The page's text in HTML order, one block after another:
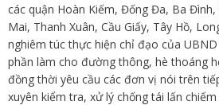
các quận Hoàn Kiếm, Đống Đa, Ba
Mai, Thanh Xuân, Cầu Giấy, Tây Hồ,
nghiêm túc thực hiện chỉ đạo của
phần làm cho đường thông, hè thoáng
đồng thời yêu cầu các đơn vị nói trên
xuyên kiểm tra, xử lý chống tái lấn